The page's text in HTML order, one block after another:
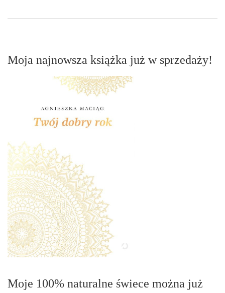
Moja najnowsza książka już w sprzedaży!
Moje 100% naturalne świece można już